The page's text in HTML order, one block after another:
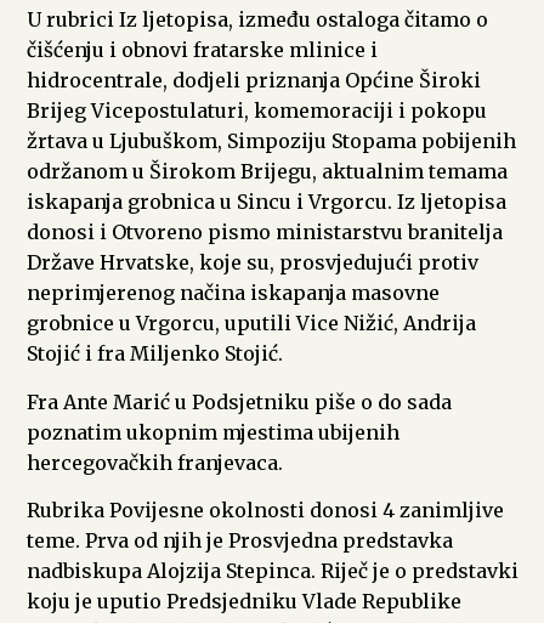
U rubrici Iz ljetopisa, između ostaloga čitamo o
čišćenju i obnovi fratarske mlinice i
hidrocentrale, dodjeli priznanja Općine Široki
Brijeg Vicepostulaturi, komemoraciji i pokopu
žrtava u Ljubuškom, Simpoziju Stopama pobijenih
održanom u Širokom Brijegu, aktualnim temama
iskapanja grobnica u Sincu i Vrgorcu. Iz ljetopisa
donosi i Otvoreno pismo ministarstvu branitelja
Države Hrvatske, koje su, prosvjedujući protiv
neprimjerenog načina iskapanja masovne
grobnice u Vrgorcu, uputili Vice Nižić, Andrija
Stojić i fra Miljenko Stojić.
Fra Ante Marić u Podsjetniku piše o do sada
poznatim ukopnim mjestima ubijenih
hercegovačkih franjevaca.
Rubrika Povijesne okolnosti donosi 4 zanimljive
teme. Prva od njih je Prosvjedna predstavka
nadbiskupa Alojzija Stepinca. Riječ je o predstavki
koju je uputio Predsjedniku Vlade Republike